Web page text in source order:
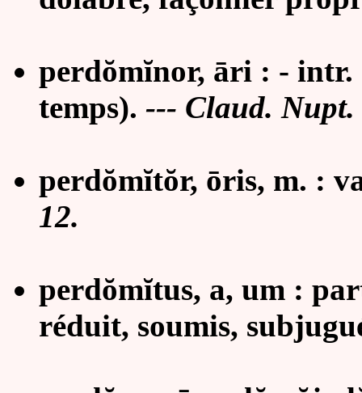
perdŏmĭnor, āri : - intr.
temps). --- Claud.
perdŏmĭtŏr, ōris, m. :
12.
perdŏmĭtus, a, um :
réduit, soumis,